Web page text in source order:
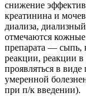
снижение
креатинина и
диализа,
отмечаются
препарата — сыпь,
реакции, реакции
проявляться в
умеренной
при п/к введении).